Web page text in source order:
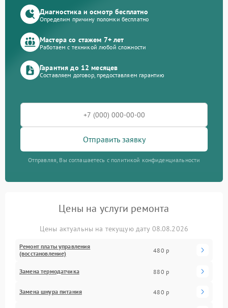
Диагностика и осмотр бесплатно
Определим причину поломки бесплатно
Мастера со стажем 7+ лет
Работаем с техникой любой сложности
Гарантия до 12 месяцев
Составляем договор, предоставляем гарантию
Отправить заявку
Отправляя, Вы соглашаетесь с политикой конфиденциальности
Цены на услуги ремонта
Цены актуальны на текущую дату 08.08.2026
Ремонт платы управления
(восстановление)
480 р
Замена термодатчика 880 р
Замена шнура питания 480 р